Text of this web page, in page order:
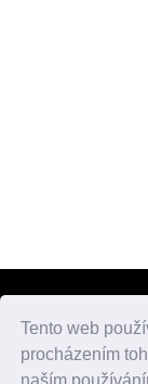
Tento web
procházením
naším